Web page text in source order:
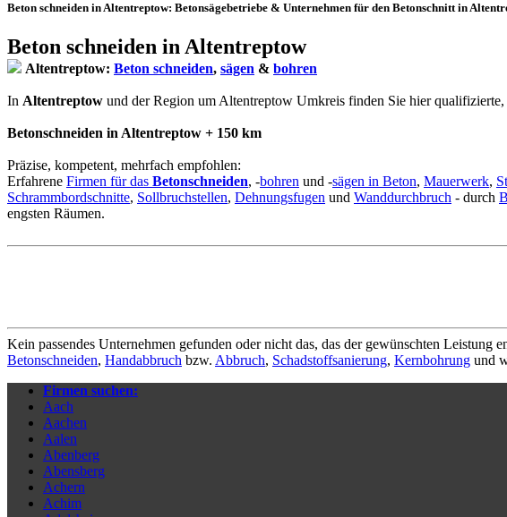
Beton schneiden in Altentreptow: Betonsägebetriebe & Unternehmen für den Betonschnitt in
Beton schneiden in Altentreptow
Altentreptow: Beton schneiden, sägen & bohren
In Altentreptow und der Region um Altentreptow Umkreis finden Sie hier
Betonschneiden in Altentreptow + 150 km
Präzise, kompetent, mehrfach empfohlen:
Erfahrene Firmen für das Betonschneiden, -bohren und -sägen in Beton, Mauerwerk,
Schrammbordschnitte, Sollbruchstellen, Dehnungsfugen und Wanddurchbruch - durch
engsten Räumen.
Kein passendes Unternehmen gefunden oder nicht das, das der gewünschten Leistung
Betonschneiden, Handabbruch bzw. Abbruch, Schadstoffsanierung, Kernbohrung und
Firmen suchen:
Aach
Aachen
Aalen
Abenberg
Abensberg
Achern
Achim